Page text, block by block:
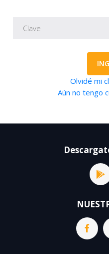
Olvidé mi
Aún no tengo